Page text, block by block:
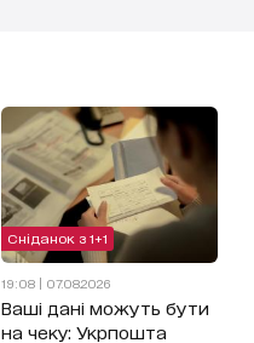
Сніданок з 1+1
19:08 | 07.08.2026
Ваші дані можуть бути
на чеку: Укрпошта